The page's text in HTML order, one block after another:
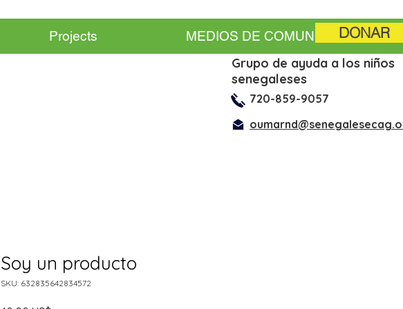
Projects MEDIOS DE COMUNICACIÓN
DONAR
Grupo de ayuda a los niños
senegaleses
720-859-9057
Soy un producto
SKU: 632835642834572